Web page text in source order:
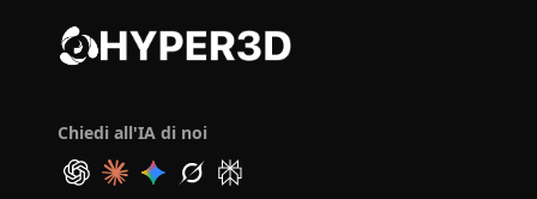
Chiedi all'IA di noi